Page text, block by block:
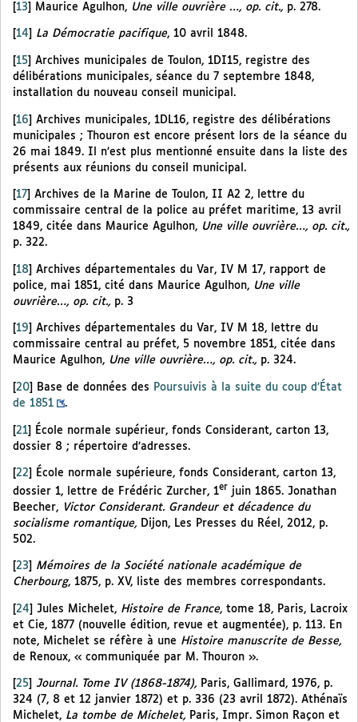
[13] Maurice Agulhon, Une ville ouvrière …, op. cit., p. 278.
14 La Démocratie pacifique, 10 avril 1848.
15
Archives municipales de Toulon, 1DI15, registre des
délibérations municipales, séance du 7 septembre 1848,
installation du nouveau conseil municipal.
[16] Archives municipales, 1DL16, registre des délibérations
municipales ; Thouron est encore présent lors de la séance du
26 mai 1849. Il n’est plus mentionné ensuite dans la liste des
présents aux réunions du conseil municipal.
17
Archives de la Marine de Toulon, II A2 2, lettre du
commissaire central de la police au préfet maritime, 13 avril
1849, citée dans Maurice Agulhon, Une ville ouvrière…, op. cit.,
p. 322.
[18] Archives départementales du Var, IV M 17, rapport de
police, mai 1851, cité dans Maurice Agulhon, Une ville
ouvrière…, op. cit., p. 3
19
Archives départementales du Var, IV M 18, lettre du
commissaire central au préfet, 5 novembre 1851, citée dans
Maurice Agulhon, Une ville ouvrière…, op. cit., p. 324.
20 Base de données des Poursuivis à la suite du coup d’État
de 1851
.
[21]
École normale supérieur, fonds Considerant, carton 13,
dossier 8 ; répertoire d’adresses.
22
École normale supérieure, fonds Considerant, carton 13,
dossier 1, lettre de Frédéric Zurcher, 1er juin 1865. Jonathan
Beecher, Victor Considerant. Grandeur et décadence du
socialisme romantique, Dijon, Les Presses du Réel, 2012, p.
502.
23
Mémoires de la Société nationale académique de
Cherbourg, 1875, p. XV, liste des membres correspondants.
[24] Jules Michelet, Histoire de France, tome 18, Paris, Lacroix
et Cie, 1877 (nouvelle édition, revue et augmentée), p. 113. En
note, Michelet se réfère à une Histoire manuscrite de Besse,
de Renoux, « communiquée par M. Thouron ».
25 Journal. Tome IV (1868-1874), Paris, Gallimard, 1976, p.
324 (7, 8 et 12 janvier 1872) et p. 336 (23 avril 1872). Athénaïs
Michelet, La tombe de Michelet, Paris, Impr. Simon Raçon et